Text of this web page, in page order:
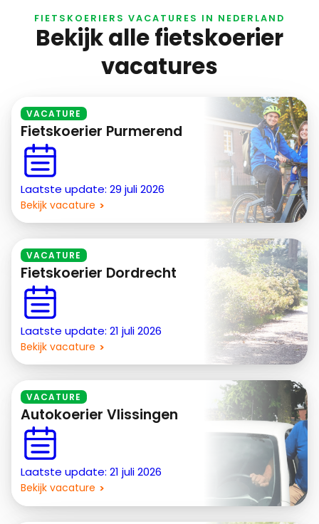
FIETSKOERIERS VACATURES IN NEDERLAND
Bekijk alle fietskoerier
vacatures
VACATURE
Fietskoerier Purmerend
Laatste update: 29 juli 2026
Bekijk vacature
VACATURE
Fietskoerier Dordrecht
Laatste update: 21 juli 2026
Bekijk vacature
VACATURE
Autokoerier Vlissingen
Laatste update: 21 juli 2026
Bekijk vacature